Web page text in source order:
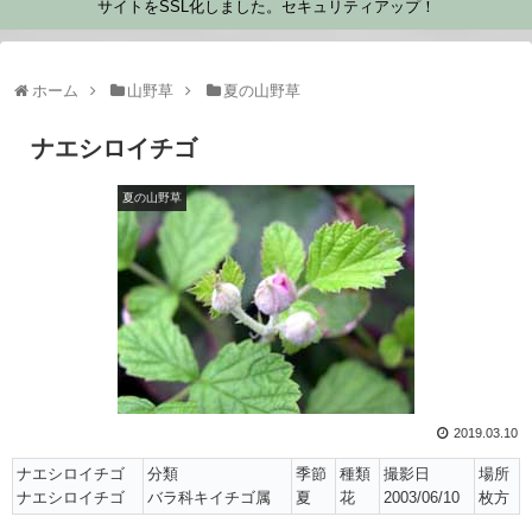
サイトをSSL化しました。セキュリティアップ！
ホーム 山野草 夏の山野草
ナエシロイチゴ
夏の山野草
2019.03.10
ナエシロイチゴ
ナエシロイチゴ
分類
バラ科キイチゴ属
季節
夏
種類
花
撮影日
2003/06/10
場所
枚方